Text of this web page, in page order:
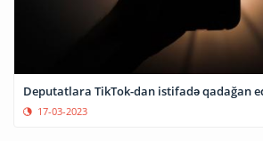
Deputatlara TikTok-dan istifadə qadağan
17-03-2023